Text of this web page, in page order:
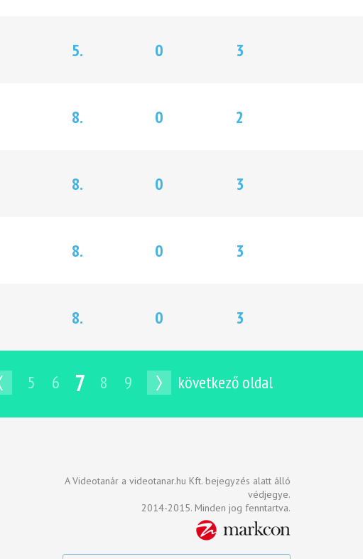
5. 0 3
8. 0 2
8. 0 3
8. 0 3
8. 0 3
5 6 7 8 9 következő oldal
A Videotanár a videotanar.hu Kft. bejegyzés alatt álló
védjegye.
2014-2015. Minden jog fenntartva.